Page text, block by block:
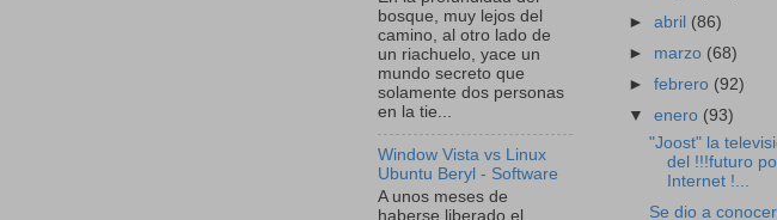
bosque, muy lejos del
camino, al otro lado de
un riachuelo, yace un
mundo secreto que
solamente dos personas
en la tie...
Window Vista vs Linux
Ubuntu Beryl - Software
A unos meses de
haberse liberado el
►abril (86)
► marzo (68)
►febrero (92)
▼enero (93)
"Joost" la
del !!!futuro
Internet !...
Se dio a